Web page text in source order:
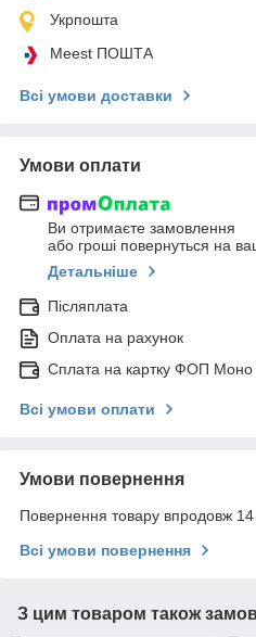
Укрпошта
Meest ПОШТА
Всі умови доставки
Умови оплати
Ви отримаєте замовлення
або гроші повернуться на
Детальніше
Післяплата
Оплата на рахунок
Сплата на картку ФОП Моно
Всі умови оплати
Умови повернення
Повернення товару впродовж 14
Всі умови повернення
З цим товаром також